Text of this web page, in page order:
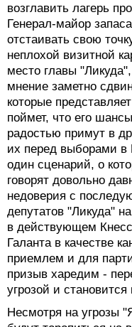
возглавить лагерь
Генерал-майор
отстаивать свою
неплохой визитной
место главы
мнение заметно
которые
поймет, что его
радостью примут в
их перед выборами в
один сценарий, о
говорят довольно
недоверия с
депутатов "Ликуда"
в действующем
Галанта в качестве
приемлем и для
призыв харедим -
угрозой и
Несмотря на угрозы